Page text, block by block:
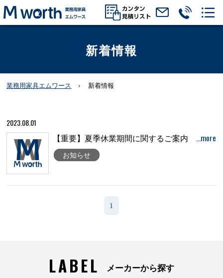
新着情報
業務用家具エムワース 新着情報
2023.08.01
【重要】夏季休業期間に関するご案内 …more
お知らせ
1
LABEL メーカーから探す